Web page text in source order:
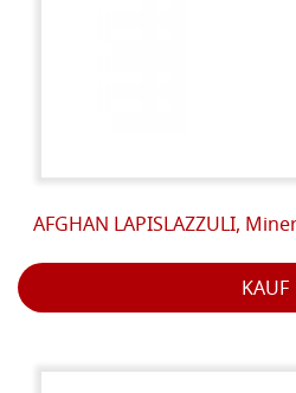
AFGHAN LAPISLAZZULI,
KAUF